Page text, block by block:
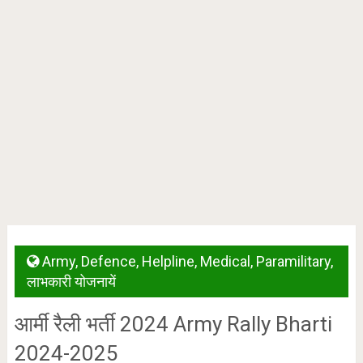
Army, Defence, Helpline, Medical , Paramilitary,
लाभकारी योजनायें
आर्मी रैली भर्ती 2024 Army Rally Bharti
2024-2025